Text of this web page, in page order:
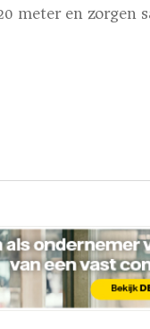
meter en zorgen